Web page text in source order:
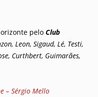
pelo Club
Leon, Sigaud, Lé, Testi,
Curthbert, Guimarães,
– Sérgio Mello